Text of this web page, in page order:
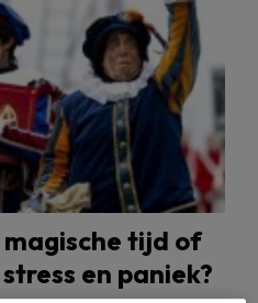
tijd of
en paniek?